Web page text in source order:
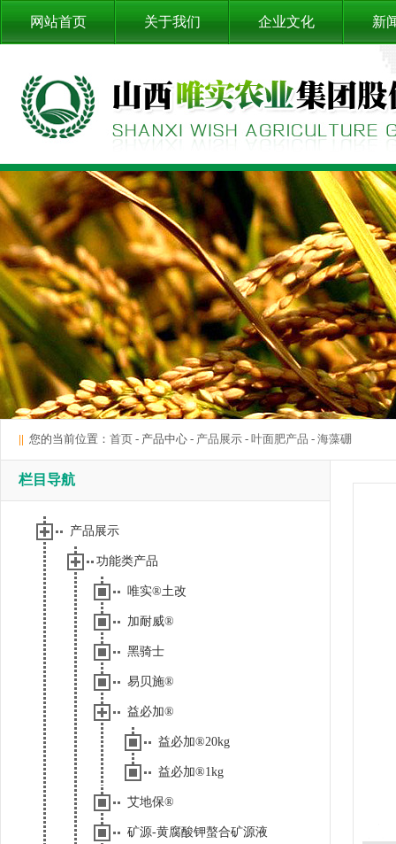
网站首页 关于我们 企业文化 新
|| 您的当前位置： 首页 - 产品中心 - 产品展示 - 叶面肥产品 - 海藻硼
栏目导航
产品展示
功能类产品
唯实®土改
加耐威®
黑骑士
易贝施®
益必加®
益必加®20kg
益必加®1kg
艾地保®
矿源-黄腐酸钾螯合矿源液